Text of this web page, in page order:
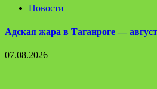
Новости
Адская жара в Таганроге — август
07.08.2026